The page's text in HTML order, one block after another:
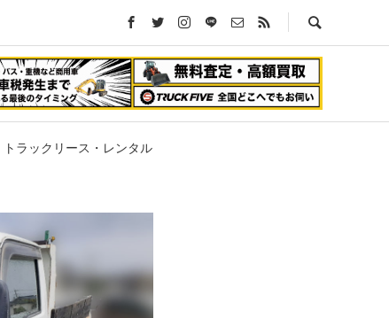
トラックリース・レンタル